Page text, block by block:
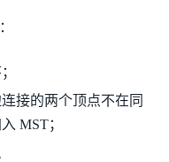
接的两个顶点不在同
MST；